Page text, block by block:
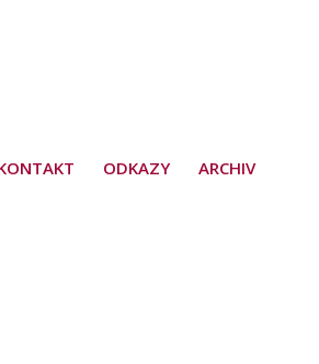
ODKAZY ARCHIV